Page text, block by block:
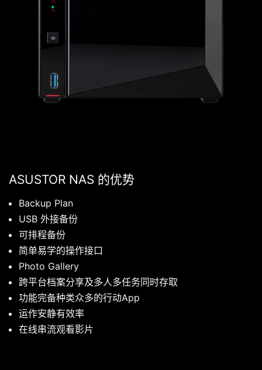
ASUSTOR NAS 的优势
Backup Plan
USB 外接备份
可排程备份
简单易学的操作接口
Photo Gallery
跨平台档案分享及多人多任务同时存取
功能完备种类众多的行动App
运作安静有效率
在线串流观看影片